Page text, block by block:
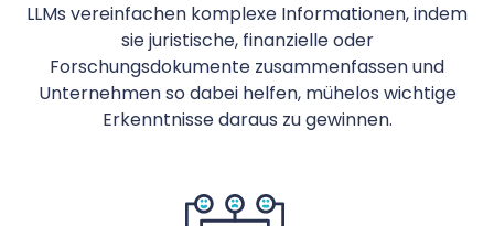
LLMs vereinfachen komplexe Informationen, indem
sie juristische, finanzielle oder
Forschungsdokumente zusammenfassen und
Unternehmen so dabei helfen, mühelos wichtige
Erkenntnisse daraus zu gewinnen.